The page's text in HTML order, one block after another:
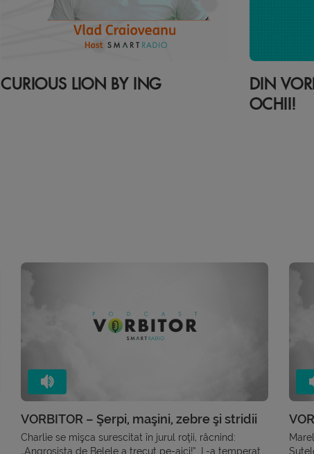
CURIOUS LION BY ING
DIN
OCHII!
VORBITOR – Şerpi, maşini, zebre şi stridii
Charlie se mişca surescitat în jurul roţii, răcnind:
„Angrosista de Belele a trecut pe-aici!”. L-a temperat